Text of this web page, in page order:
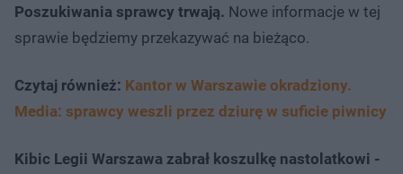
Poszukiwania sprawcy trwają. Nowe informacje w tej
sprawie będziemy przekazywać na bieżąco.
Czytaj również: Kantor w Warszawie okradziony.
Media: sprawcy weszli przez dziurę w suficie piwnicy
Kibic Legii Warszawa zabrał koszulkę nastolatkowi -